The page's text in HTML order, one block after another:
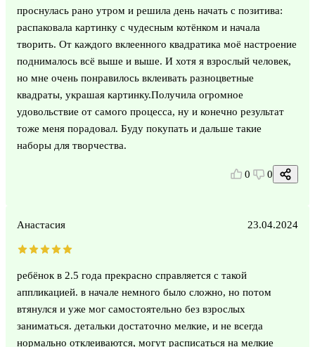
проснулась рано утром и решила день начать с позитива:
распаковала картинку с чудесным котёнком и начала
творить. От каждого вклеенного квадратика моё настроение
поднималось всё выше и выше. И хотя я взрослый человек,
но мне очень понравилось вклеивать разноцветные
квадраты, украшая картинку.Получила огромное
удовольствие от самого процесса, ну и конечно результат
тоже меня порадовал. Буду покупать и дальше такие
наборы для творчества.
0 0
Анастасия 23.04.2024
ребёнок в 2.5 года прекрасно справляется с такой
аппликацией. в начале немного было сложно, но потом
втянулся и уже мог самостоятельно без взрослых
заниматься. детальки достаточно мелкие, и не всегда
нормально отклеиваются, могут расписаться на мелкие